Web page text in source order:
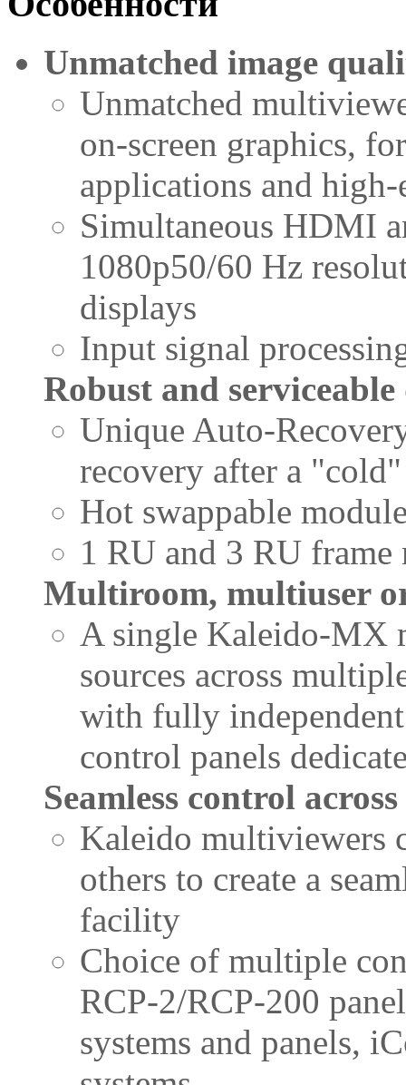
Unmatched image
Unmatched
on-screen graphics,
applications and
Simultaneous HDMI
1080p50/60 Hz
displays
Input signal
Robust and serviceable
Unique Auto-
recovery after a
Hot swappable
1 RU and 3 RU
Multiroom, multiuser
A single Kaleido-MX
sources across
with fully
control panels
Seamless control
Kaleido multiviewers
others to create a
facility
Choice of multiple
RCP-2/RCP-200
systems and panels,